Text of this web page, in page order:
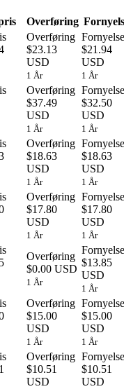
Overføring
Overføring
$23.13
USD
1 År
Fornyelse
$21.94
USD
1 År
Overføring
$37.49
USD
1 År
Fornyelse
$32.50
USD
1 År
Overføring
$18.63
USD
1 År
Fornyelse
$18.63
USD
1 År
Overføring
$17.80
USD
1 År
Fornyelse
$17.80
USD
1 År
Overføring
$0.00 USD
1 År
Fornyelse
$13.85
USD
1 År
Overføring
$15.00
USD
1 År
Fornyelse
$15.00
USD
1 År
Overføring
$10.51
USD
Fornyelse
$10.51
USD